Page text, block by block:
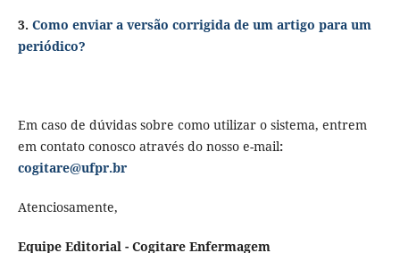
3. Como enviar a versão corrigida de um artigo para um
periódico?
Em caso de dúvidas sobre como utilizar o sistema, entrem
em contato conosco através do nosso e-mail:
cogitare@ufpr.br
Atenciosamente,
Equipe Editorial - Cogitare Enfermagem